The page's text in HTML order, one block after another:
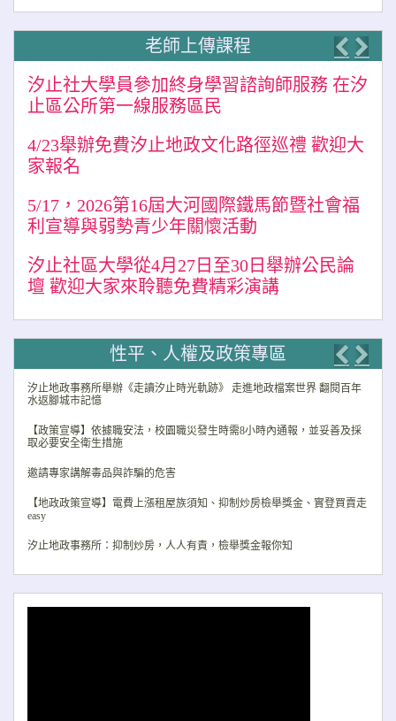
老師上傳課程
汐止社大學員參加終身學習諮詢師服務 在汐
止區公所第一線服務區民
4/23舉辦免費汐止地政文化路徑巡禮 歡迎大
家報名
5/17，2026第16屆大河國際鐵馬節暨社會福
利宣導與弱勢青少年關懷活動
汐止社區大學從4月27日至30日舉辦公民論
壇 歡迎大家來聆聽免費精彩演講
性平、人權及政策專區
汐止地政事務所舉辦《走讀汐止時光軌跡》 走進地政檔案世界 翻閱百年
水返腳城市記憶
【政策宣導】依據職安法，校園職災發生時需8小時內通報，並妥善及採
取必要安全衛生措施
邀請專家講解毒品與詐騙的危害
【地政政策宣導】電費上漲租屋族須知、抑制炒房檢舉獎金、實登買賣走
easy
汐止地政事務所：抑制炒房，人人有責，檢舉獎金報你知